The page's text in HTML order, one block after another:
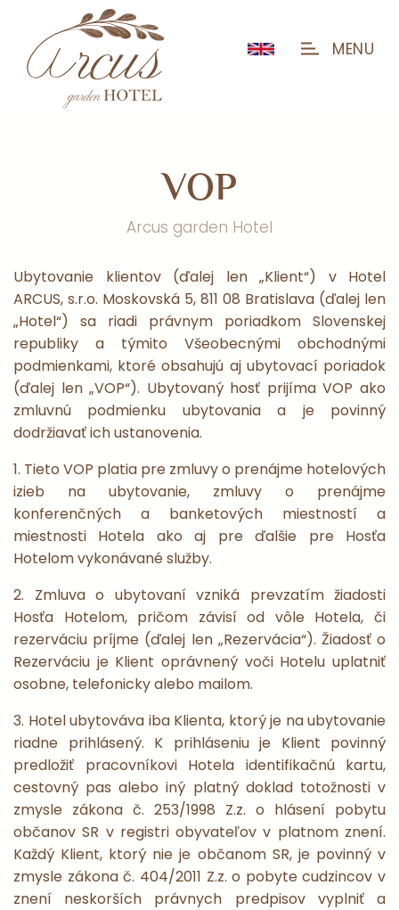
MENU
VOP
Arcus garden Hotel
Ubytovanie klientov (ďalej len „Klient“) v Hotel
ARCUS, s.r.o. Moskovská 5, 811 08 Bratislava (ďalej len
„Hotel“) sa riadi právnym poriadkom Slovenskej
republiky a týmito Všeobecnými obchodnými
podmienkami, ktoré obsahujú aj ubytovací poriadok
(ďalej len „VOP“). Ubytovaný hosť prijíma VOP ako
zmluvnú podmienku ubytovania a je povinný
dodržiavať ich ustanovenia.
1. Tieto VOP platia pre zmluvy o prenájme hotelových
izieb na ubytovanie, zmluvy o prenájme
konferenčných a banketových miestností a
miestnosti Hotela ako aj pre ďalšie pre Hosťa
Hotelom vykonávané služby.
2. Zmluva o ubytovaní vzniká prevzatím žiadosti
Hosťa Hotelom, pričom závisí od vôle Hotela, či
rezerváciu príjme (ďalej len „Rezervácia“). Žiadosť o
Rezerváciu je Klient oprávnený voči Hotelu uplatniť
osobne, telefonicky alebo mailom.
3. Hotel ubytováva iba Klienta, ktorý je na ubytovanie
riadne prihlásený. K prihláseniu je Klient povinný
predložiť pracovníkovi Hotela identifikačnú kartu,
cestovný pas alebo iný platný doklad totožnosti v
zmysle zákona č. 253/1998 Z.z. o hlásení pobytu
občanov SR v registri obyvateľov v platnom znení.
Každý Klient, ktorý nie je občanom SR, je povinný v
zmysle zákona č. 404/2011 Z.z. o pobyte cudzincov v
znení neskorších právnych predpisov vyplniť a